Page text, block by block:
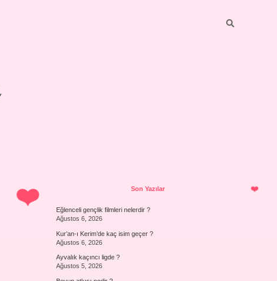
Son Yazılar
Eğlenceli gençlik filmleri nelerdir ?
Ağustos 6, 2026
Kur’an-ı Kerim’de kaç isim geçer ?
Ağustos 6, 2026
Ayvalık kaçıncı ligde ?
Ağustos 5, 2026